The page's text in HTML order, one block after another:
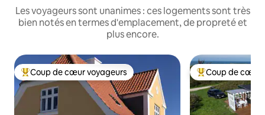
Les voyageurs sont unanimes : ces logements sont très
bien notés en termes d'emplacement, de propreté et
plus encore.
Coups de cœur voyageurs les plus appréciés
Coup de cœur voyageurs Coups de cœur
Coup de cœur